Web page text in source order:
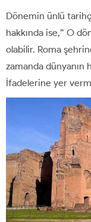
Dönemin ünlü
hakkında ise,” O
olabilir. Roma
zamanda dünyanın
İfadelerine yer